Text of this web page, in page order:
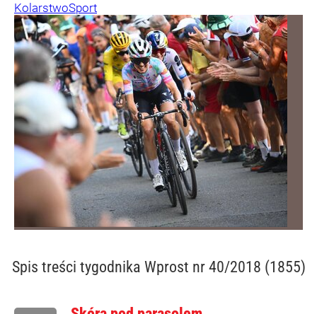
KolarstwoSport
Spis treści tygodnika Wprost nr 40/2018 (1855)